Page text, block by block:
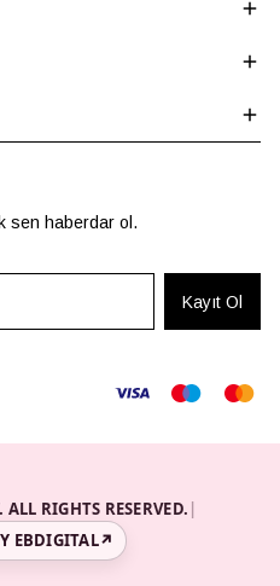
sen haberdar ol.
Kayıt Ol
RIGHTS RESERVED. |
EBDIGITAL↗